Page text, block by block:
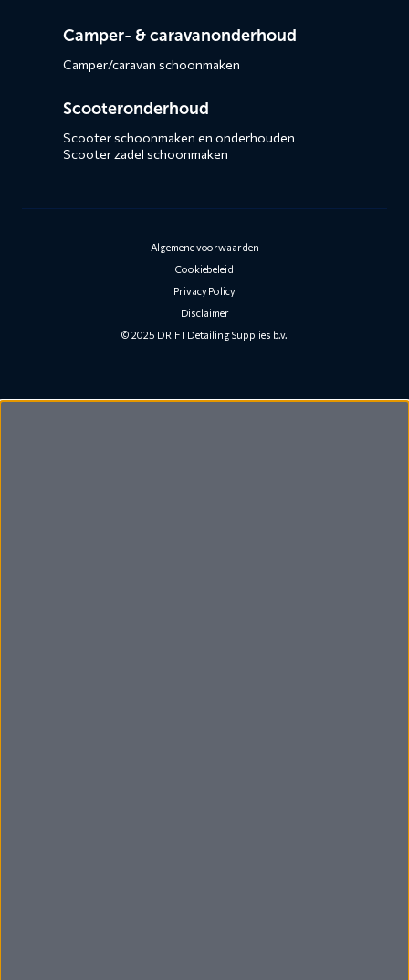
Camper- & caravanonderhoud
Camper/caravan schoonmaken
Scooteronderhoud
Scooter schoonmaken en onderhouden
Scooter zadel schoonmaken
Algemene voorwaarden
Cookiebeleid
Privacy Policy
Disclaimer
© 2025 DRIFT Detailing Supplies b.v.